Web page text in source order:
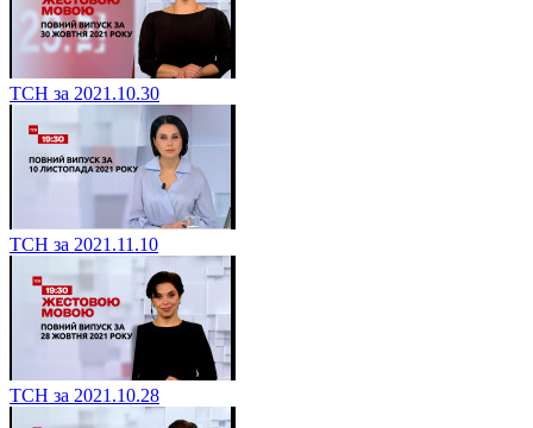
ТСН за 2021.10.30
ТСН за 2021.11.10
ТСН за 2021.10.28